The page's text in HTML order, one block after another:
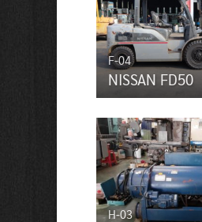
F-04
NISSAN FD50
H-03